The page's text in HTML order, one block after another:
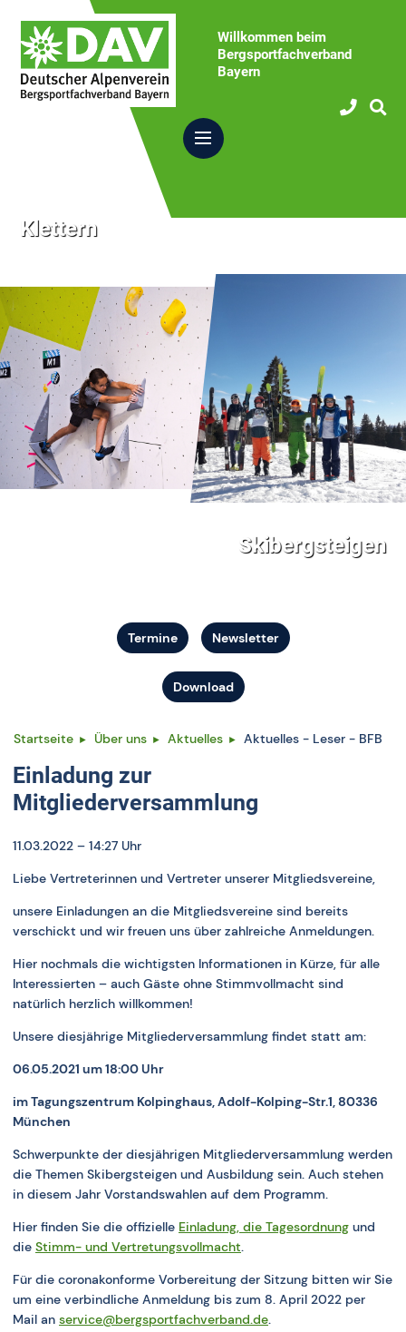
Willkommen beim
Bergsportfachverband
Bayern
Klettern
Skibergsteigen
Termine Newsletter
Download
Startseite Über uns Aktuelles Aktuelles - Leser - BFB
Einladung zur
Mitgliederversammlung
11.03.2022 – 14:27 Uhr
Liebe Vertreterinnen und Vertreter unserer Mitgliedsvereine,
unsere Einladungen an die Mitgliedsvereine sind bereits
verschickt und wir freuen uns über zahlreiche Anmeldungen.
Hier nochmals die wichtigsten Informationen in Kürze, für alle
Interessierten – auch Gäste ohne Stimmvollmacht sind
natürlich herzlich willkommen!
Unsere diesjährige Mitgliederversammlung findet statt am:
06.05.2021 um 18:00 Uhr
im Tagungszentrum Kolpinghaus, Adolf-Kolping-Str.1, 80336
München
Schwerpunkte der diesjährigen Mitgliederversammlung werden
die Themen Skibergsteigen und Ausbildung sein. Auch stehen
in diesem Jahr Vorstandswahlen auf dem Programm.
Hier finden Sie die offizielle Einladung, die Tagesordnung und
die Stimm- und Vertretungsvollmacht.
Für die coronakonforme Vorbereitung der Sitzung bitten wir Sie
um eine verbindliche Anmeldung bis zum 8. April 2022 per
Mail an service@bergsportfachverband.de.